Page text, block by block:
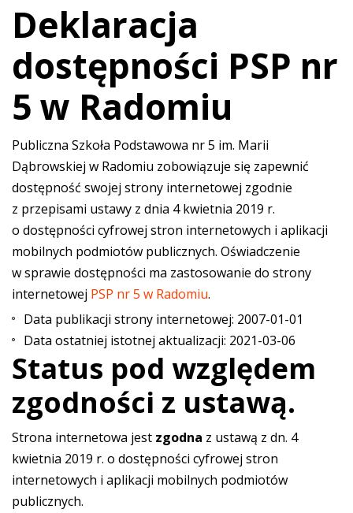
Deklaracja
dostępności PSP nr
5 w Radomiu
Publiczna Szkoła Podstawowa nr 5 im. Marii
Dąbrowskiej w Radomiu zobowiązuje się zapewnić
dostępność swojej strony internetowej zgodnie
z przepisami ustawy z dnia 4 kwietnia 2019 r.
o dostępności cyfrowej stron internetowych i aplikacji
mobilnych podmiotów publicznych. Oświadczenie
w sprawie dostępności ma zastosowanie do strony
internetowej PSP nr 5 w Radomiu.
Data publikacji strony internetowej: 2007-01-01
Data ostatniej istotnej aktualizacji: 2021-03-06
Status pod względem
zgodności z ustawą.
Strona internetowa jest zgodna z ustawą z dn. 4
kwietnia 2019 r. o dostępności cyfrowej stron
internetowych i aplikacji mobilnych podmiotów
publicznych.